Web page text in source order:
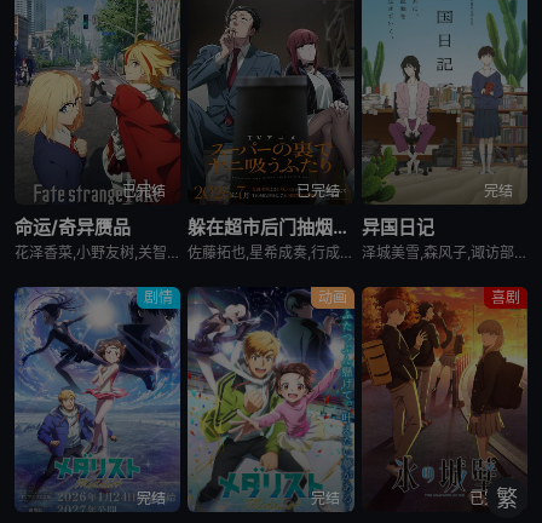
已完结
命运/奇异赝品
花泽香菜,小野友树,关智一,诸星堇,小林优,Lynn,小西克幸,内田真礼,森久保祥太郎,羽多野涉,松冈祯丞,堀内贤雄,古贺葵,橘龙丸,浪川大辅,榎木淳弥,咲野俊介
已完结
躲在超市后门抽烟的两人
佐藤拓也,星希成奏,行成桃姬,丰口惠美,安田陆矢,日笠阳子,高桥伸也
完结
异国日记
泽城美雪,森风子,诹访部顺一,诸星堇,松井惠理子,近藤隆,大原沙耶香
剧情
完结
动画
完结
喜剧
已完结
繁